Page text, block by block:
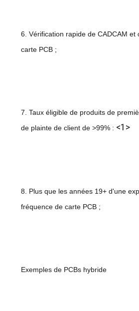
6. Vérification rapide de CADCAM et
carte PCB ;
7. Taux éligible de produits de
de plainte de client de >99% : <1>
8. Plus que les années 19+ d'une
fréquence de carte PCB ;
Exemples de PCBs hybride